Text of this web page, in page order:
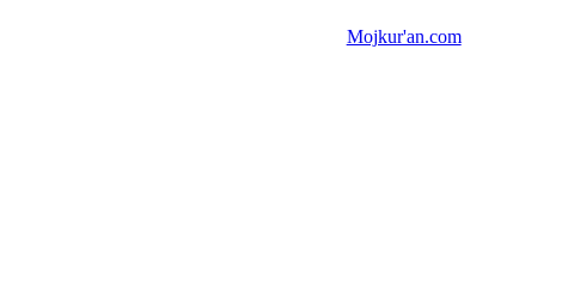
Mojkur'an.com